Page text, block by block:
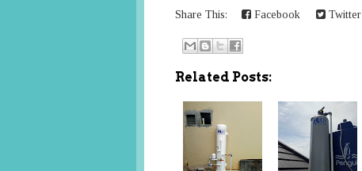
Share This: Facebook Twitter
Related Posts: